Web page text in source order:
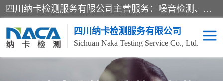
四川纳卡检测服务有限公司主营服务：噪音检测、灯光检测、防护网检测、磁性检测、无损检测、燃烧等级检测；本着严谨、规范的态度严格执行国家现行标准、规范及规程，奉行“科学公正、准确、持续改进、诚信服务”的企业价值和“科学、信誉、服务”的企业宗旨，竭诚为广大客户服务。
四川纳卡检测服务有限公司
Sichuan Naka Testing Service Co., Ltd.